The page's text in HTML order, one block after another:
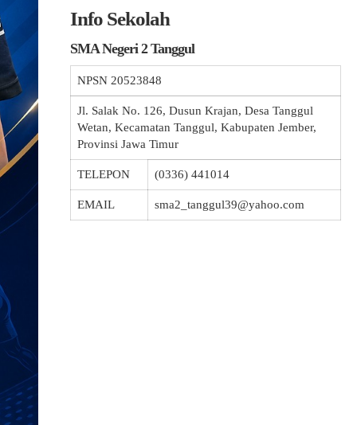
Info Sekolah
SMA Negeri 2 Tanggul
NPSN 20523848
Jl. Salak No. 126, Dusun Krajan, Desa Tanggul
Wetan, Kecamatan Tanggul, Kabupaten Jember,
Provinsi Jawa Timur
TELEPON (0336) 441014
EMAIL sma2_tanggul39@yahoo.com